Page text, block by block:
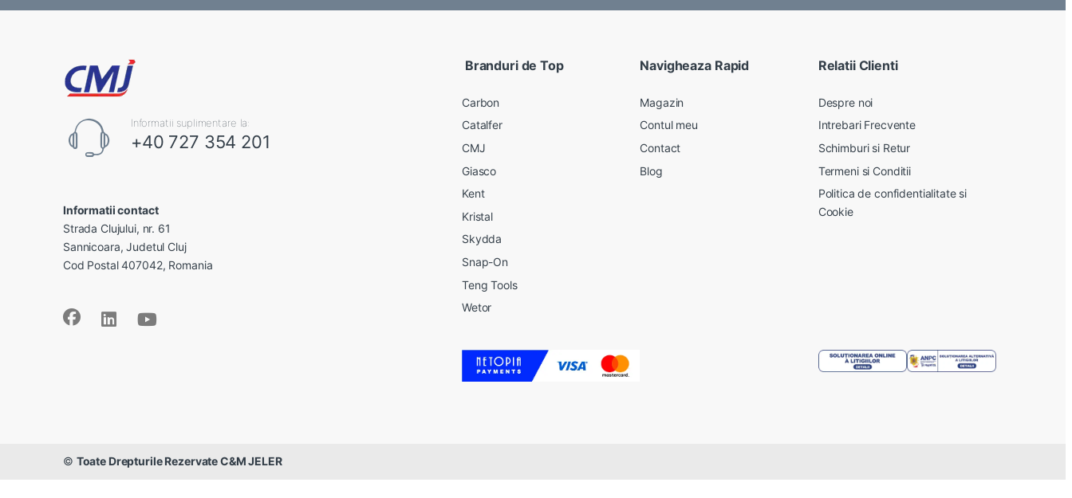
Informatii suplimentare la:
+40 727 354 201
Informatii contact
Strada Clujului, nr. 61
Sannicoara, Judetul Cluj
Cod Postal 407042, Romania
Branduri de Top
Carbon
Catalfer
CMJ
Giasco
Kent
Kristal
Skydda
Snap-On
Teng Tools
Wetor
Navigheaza Rapid
Magazin
Contul meu
Contact
Blog
Relatii Clienti
Despre noi
Intrebari Frecvente
Schimburi si Retur
Termeni si Conditii
Politica de confidentialitate si
Cookie
© Toate Drepturile Rezervate C&M JELER